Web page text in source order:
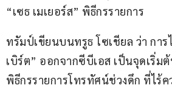
“เซธ เมเยอร์ส” พิธีกรรายการ
ทรัมป์เขียนบนทรูธ โซเชียล ว่า การ
เบิร์ต” ออกจากซีบีเอส เป็นจุดเริ่ม
พิธีกรรายการโทรทัศน์ช่วงดึก ที่ไร้ค